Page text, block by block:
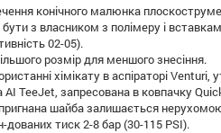
конічного малюнка
з власником з полімеру і
02-05).
розмір для меншого знесіння.
хімікату в аспіраторі
AI TeeJet, запресована в ковпачку
шайба залишається
дованих тиск 2-8 бар (30-115 PSI).